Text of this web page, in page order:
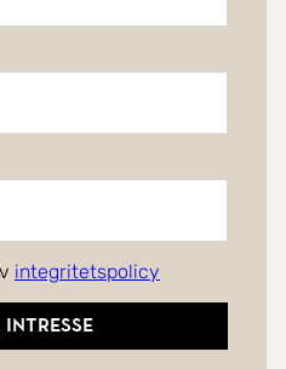
integritetspolicy
intresse